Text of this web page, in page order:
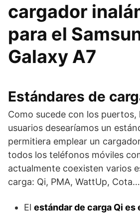
cargador
para el
Galaxy A7
Estándares de
Como sucede con los puertos,
usuarios desearíamos un
permitiera emplear un
todos los teléfonos móviles
actualmente coexisten varios
carga: Qi, PMA, WattUp, Cota…
El estándar de carga Qi es